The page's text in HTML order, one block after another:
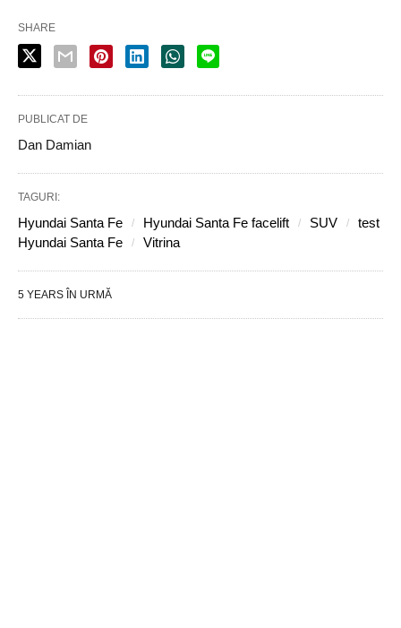
SHARE
PUBLICAT DE
Dan Damian
TAGURI:
Hyundai Santa Fe Hyundai Santa Fe facelift SUV
test
Hyundai Santa Fe
Vitrina
5 YEARS ÎN URMĂ